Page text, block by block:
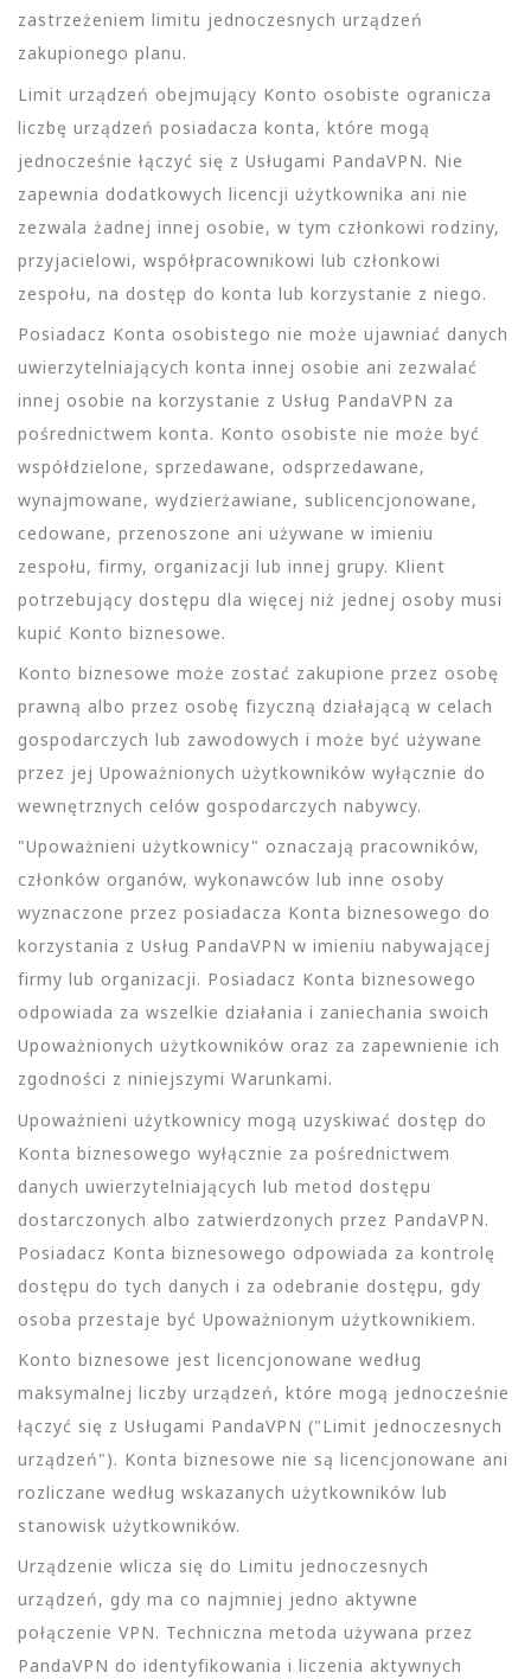
zastrzeżeniem limitu jednoczesnych urządzeń
zakupionego planu.
Limit urządzeń obejmujący Konto osobiste ogranicza
liczbę urządzeń posiadacza konta, które mogą
jednocześnie łączyć się z Usługami PandaVPN. Nie
zapewnia dodatkowych licencji użytkownika ani nie
zezwala żadnej innej osobie, w tym członkowi rodziny,
przyjacielowi, współpracownikowi lub członkowi
zespołu, na dostęp do konta lub korzystanie z niego.
Posiadacz Konta osobistego nie może ujawniać danych
uwierzytelniających konta innej osobie ani zezwalać
innej osobie na korzystanie z Usług PandaVPN za
pośrednictwem konta. Konto osobiste nie może być
współdzielone, sprzedawane, odsprzedawane,
wynajmowane, wydzierżawiane, sublicencjonowane,
cedowane, przenoszone ani używane w imieniu
zespołu, firmy, organizacji lub innej grupy. Klient
potrzebujący dostępu dla więcej niż jednej osoby musi
kupić Konto biznesowe.
Konto biznesowe może zostać zakupione przez osobę
prawną albo przez osobę fizyczną działającą w celach
gospodarczych lub zawodowych i może być używane
przez jej Upoważnionych użytkowników wyłącznie do
wewnętrznych celów gospodarczych nabywcy.
"Upoważnieni użytkownicy" oznaczają pracowników,
członków organów, wykonawców lub inne osoby
wyznaczone przez posiadacza Konta biznesowego do
korzystania z Usług PandaVPN w imieniu nabywającej
firmy lub organizacji. Posiadacz Konta biznesowego
odpowiada za wszelkie działania i zaniechania swoich
Upoważnionych użytkowników oraz za zapewnienie ich
zgodności z niniejszymi Warunkami.
Upoważnieni użytkownicy mogą uzyskiwać dostęp do
Konta biznesowego wyłącznie za pośrednictwem
danych uwierzytelniających lub metod dostępu
dostarczonych albo zatwierdzonych przez PandaVPN.
Posiadacz Konta biznesowego odpowiada za kontrolę
dostępu do tych danych i za odebranie dostępu, gdy
osoba przestaje być Upoważnionym użytkownikiem.
Konto biznesowe jest licencjonowane według
maksymalnej liczby urządzeń, które mogą jednocześnie
łączyć się z Usługami PandaVPN ("Limit jednoczesnych
urządzeń"). Konta biznesowe nie są licencjonowane ani
rozliczane według wskazanych użytkowników lub
stanowisk użytkowników.
Urządzenie wlicza się do Limitu jednoczesnych
urządzeń, gdy ma co najmniej jedno aktywne
połączenie VPN. Techniczna metoda używana przez
PandaVPN do identyfikowania i liczenia aktywnych